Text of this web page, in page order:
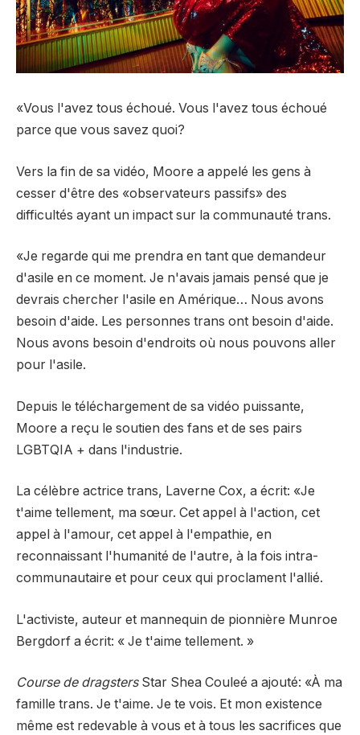
«Vous l'avez tous échoué. Vous l'avez tous échoué
parce que vous savez quoi?
Vers la fin de sa vidéo, Moore a appelé les gens à
cesser d'être des «observateurs passifs» des
difficultés ayant un impact sur la communauté trans.
«Je regarde qui me prendra en tant que demandeur
d'asile en ce moment. Je n'avais jamais pensé que je
devrais chercher l'asile en Amérique… Nous avons
besoin d'aide. Les personnes trans ont besoin d'aide.
Nous avons besoin d'endroits où nous pouvons aller
pour l'asile.
Depuis le téléchargement de sa vidéo puissante,
Moore a reçu le soutien des fans et de ses pairs
LGBTQIA + dans l'industrie.
La célèbre actrice trans, Laverne Cox, a écrit: «Je
t'aime tellement, ma sœur. Cet appel à l'action, cet
appel à l'amour, cet appel à l'empathie, en
reconnaissant l'humanité de l'autre, à la fois intra-
communautaire et pour ceux qui proclament l'allié.
L'activiste, auteur et mannequin de pionnière Munroe
Bergdorf a écrit: « Je t'aime tellement. »
Course de dragstersStar Shea Couleé a ajouté: «À ma
famille trans. Je t'aime. Je te vois. Et mon existence
même est redevable à vous et à tous les sacrifices que